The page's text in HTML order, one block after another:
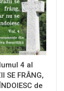
4 al
SE FRÂNG,
de